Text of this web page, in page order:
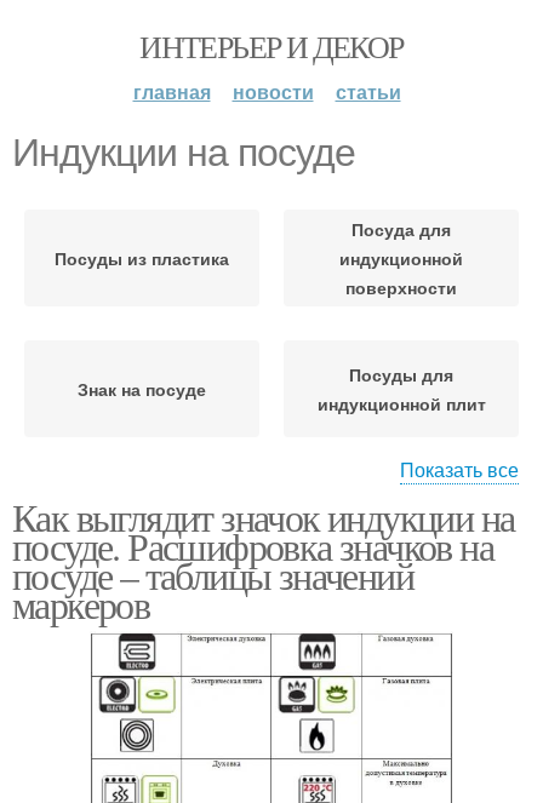
ИНТЕРЬЕР И ДЕКОР
главная новости статьи
Индукции на посуде
Посуды из пластика
Посуда для
индукционной
поверхности
Знак на посуде
Посуды для
индукционной плит
индукционных плит
Обозначения на посуде
Пластиковая посуда Значки на посуде
Маркировка на посуде
Показать все
Как выглядит значок индукции на
посуде. Расшифровка значков на
посуде – таблицы значений
маркеров